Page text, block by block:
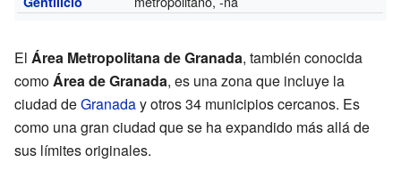
El Área Metropolitana de Granada, también conocida
comoÁrea de Granada, es una zona que incluye la
ciudad deGranaday otros 34 municipios cercanos. Es
como una gran ciudad que se ha expandido más allá de
sus límites originales.